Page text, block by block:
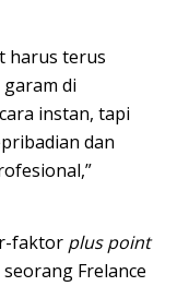
harus terus
di
instan, tapi
dan
faktor plus point
Frelance